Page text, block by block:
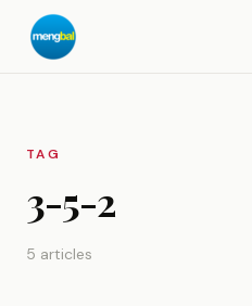
TAG
3-5-2
5 articles